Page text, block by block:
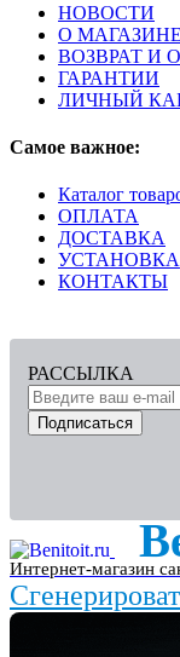
НОВОСТИ
О МАГАЗИНЕ
ВОЗВРАТ И
ГАРАНТИИ
ЛИЧНЫЙ
Самое важное:
Каталог
ОПЛАТА
ДОСТАВКА
УСТАНОВКА
КОНТАКТЫ
РАССЫЛКА
Подписаться
Интернет-магазин